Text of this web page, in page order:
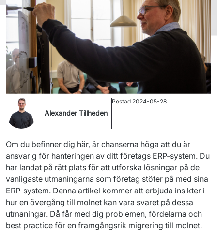
Insights
Länder
Alexander Tillheden
Postad 2024-05-28
Om du befinner dig här, är chanserna höga att du är
ansvarig för hanteringen av ditt företags ERP-system. Du
har landat på rätt plats för att utforska lösningar på de
vanligaste utmaningarna som företag stöter på med sina
ERP-system. Denna artikel kommer att erbjuda insikter i
hur en övergång till molnet kan vara svaret på dessa
utmaningar. Då får med dig problemen, fördelarna och
best practice för en framgångsrik migrering till molnet.